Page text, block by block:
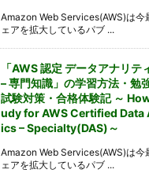
Amazon Web Services(AWS)は今
ェアを拡大しているパブ ...
「AWS 認定 データアナリテ
– 専門知識」の学習方法・勉
試験対策・合格体験記 ～
udy for AWS Certified Data
ics – Specialty(DAS)～
Amazon Web Services(AWS)は今
ェアを拡大しているパブ ...